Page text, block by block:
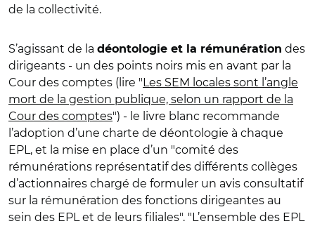
de la collectivité.
S’agissant de la déontologie et la rémunération des
dirigeants - un des points noirs mis en avant par la
Cour des comptes (lire "Les SEM locales sont l’angle
mort de la gestion publique, selon un rapport de la
Cour des comptes") - le livre blanc recommande
l’adoption d’une charte de déontologie à chaque
EPL, et la mise en place d’un "comité des
rémunérations représentatif des différents collèges
d’actionnaires chargé de formuler un avis consultatif
sur la rémunération des fonctions dirigeantes au
sein des EPL et de leurs filiales". "L’ensemble des EPL